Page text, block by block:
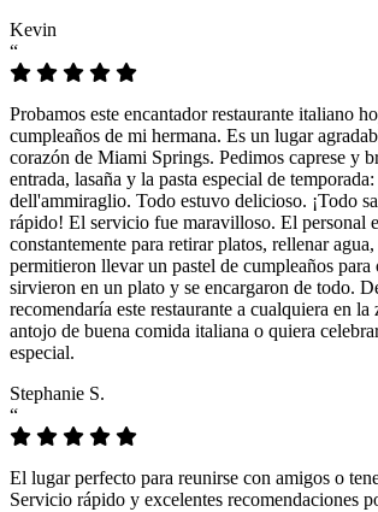
Kevin
“
Probamos este encantador restaurante italiano
cumpleaños de mi hermana. Es un lugar
corazón de Miami Springs. Pedimos caprese y
entrada, lasaña y la pasta especial de temporada:
dell'ammiraglio. Todo estuvo delicioso. ¡Todo
rápido! El servicio fue maravilloso. El personal
constantemente para retirar platos, rellenar
permitieron llevar un pastel de cumpleaños para
sirvieron en un plato y se encargaron de todo.
recomendaría este restaurante a cualquiera en la
antojo de buena comida italiana o quiera
especial.
Stephanie S.
“
El lugar perfecto para reunirse con amigos o
Servicio rápido y excelentes recomendaciones